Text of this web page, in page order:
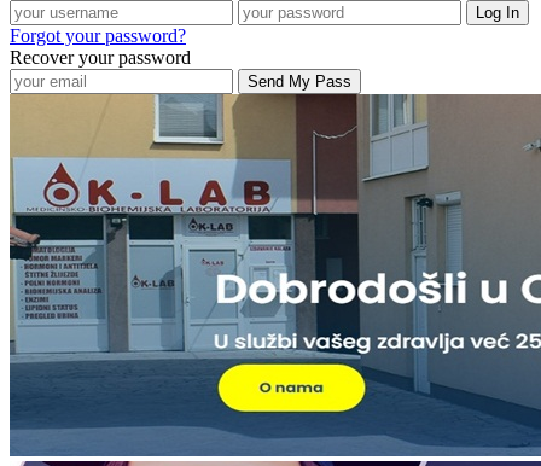
Forgot your password?
Recover your password